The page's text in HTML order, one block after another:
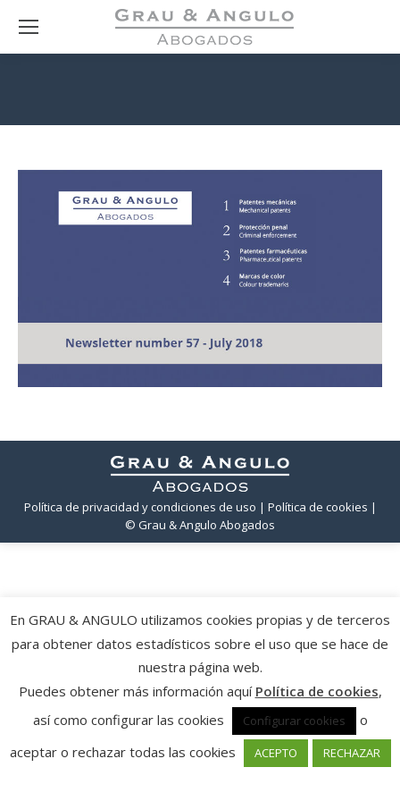
Política de privacidad y condiciones de uso | Política de cookies |
© Grau & Angulo Abogados
En GRAU & ANGULO utilizamos cookies propias y de terceros
para obtener datos estadísticos sobre el uso que se hace de
nuestra página web.
Puedes obtener más información aquí Política de cookies,
así como configurar las cookies
Configurar cookies
o
aceptar o rechazar todas las cookies
ACEPTO RECHAZAR